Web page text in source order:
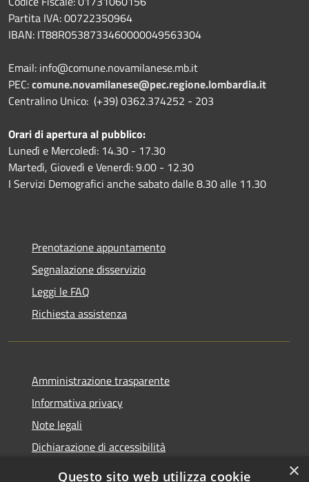
Partita IVA: 00722350964
IBAN: IT88R0538733460000049563304
Email: info@comune.novamilanese.mb.it
PEC:comune.novamilanese@pec.regione.lombardia.it
Centralino Unico: (+39) 0362.374252 - 203
Orari di apertura al pubblico:
Lunedì e Mercoledì: 14.30 - 17.30
Martedì, Giovedì e Venerdì: 9.00 - 12.30
I Servizi Demografici anche sabato dalle 8.30 alle 11.30
Prenotazione appuntamento
Segnalazione disservizio
Leggi le FAQ
Richiesta assistenza
Amministrazione trasparente
Informativa privacy
Note legali
Dichiarazione di accessibilità
×
Questo sito web utilizza cookie